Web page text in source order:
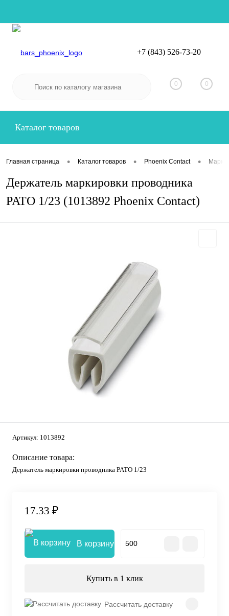
Вход
+7 (843) 526-73-20
0 0
Каталог товаров
Главная страница • Каталог товаров • Phoenix Contact •
Держатель маркировки проводника
PATO 1/23 (1013892 Phoenix Contact)
Артикул: 1013892
Описание товара:
Держатель маркировки проводника PATO 1/23
17.33 ₽
В корзину
Купить в 1 клик
Рассчитать доставку